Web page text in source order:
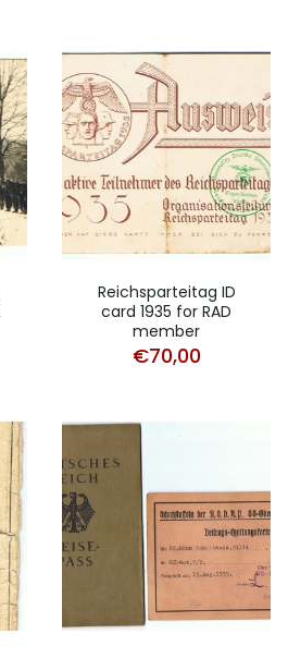
Reichsparteitag ID
card 1935 for RAD
member
€70,00